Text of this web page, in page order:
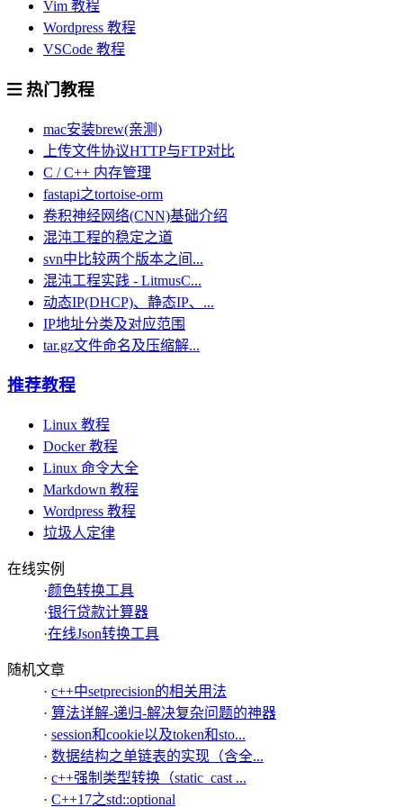
Vim 教程
Wordpress 教程
VSCode 教程
热门教程
mac安装brew(亲测)
上传文件协议HTTP与FTP对比
C / C++ 内存管理
fastapi之tortoise-orm
卷积神经网络(CNN)基础介绍
混沌工程的稳定之道
svn中比较两个版本之间...
混沌工程实践 - LitmusC...
动态IP(DHCP)、静态IP、...
IP地址分类及对应范围
tar.gz文件命名及压缩解...
推荐教程
Linux 教程
Docker 教程
Linux 命令大全
Markdown 教程
Wordpress 教程
垃圾人定律
在线实例
·颜色转换工具
·银行贷款计算器
·在线Json转换工具
随机文章
· c++中setprecision的相关用法
· 算法详解-递归-解决复杂问题的神器
· session和cookie以及token和sto...
· 数据结构之单链表的实现（含全...
· c++强制类型转换（static_cast ...
· C++17之std::optional